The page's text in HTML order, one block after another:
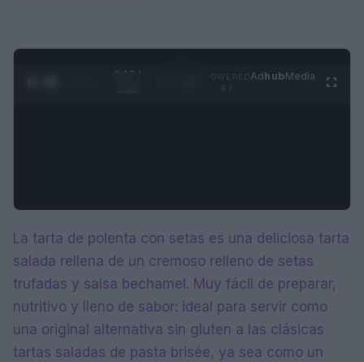
0:28 /
AdhubMedia
La tarta de polenta con setas es una deliciosa tarta
salada rellena de un cremoso relleno de setas
trufadas y salsa bechamel. Muy fácil de preparar,
nutritivo y lleno de sabor: ideal para servir como
una original alternativa sin gluten a las clásicas
tartas saladas de pasta brisée, ya sea como un